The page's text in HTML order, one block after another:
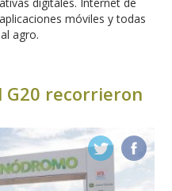
móviles y todas
agro.
G20 recorrieron